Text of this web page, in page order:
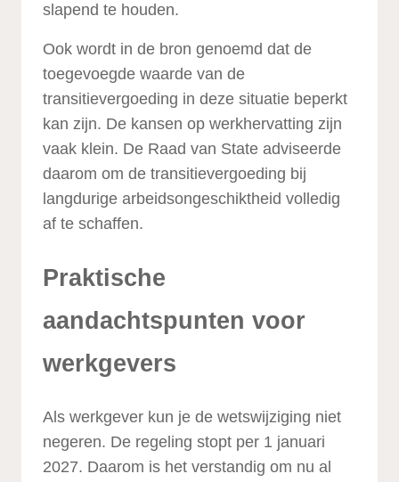
slapend te houden.
Ook wordt in de bron genoemd dat de
toegevoegde waarde van de
transitievergoeding in deze situatie beperkt
kan zijn. De kansen op werkhervatting zijn
vaak klein. De Raad van State adviseerde
daarom om de transitievergoeding bij
langdurige arbeidsongeschiktheid volledig
af te schaffen.
Praktische
aandachtspunten voor
werkgevers
Als werkgever kun je de wetswijziging niet
negeren. De regeling stopt per 1 januari
2027. Daarom is het verstandig om nu al